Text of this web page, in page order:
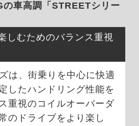
車高調「STREETシリー
しむためのバランス重視
は、街乗りを中心に快適
したハンドリング性能を
重視のコイルオーバーダ
のドライブをより楽し